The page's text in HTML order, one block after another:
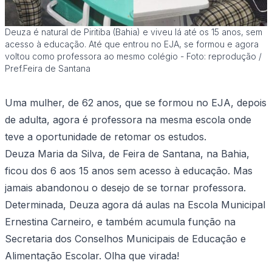
Deuza é natural de Piritiba (Bahia) e viveu lá até os 15 anos, sem
acesso à educação. Até que entrou no EJA, se formou e agora
voltou como professora ao mesmo colégio - Foto: reprodução /
Pref.Feira de Santana
Uma mulher, de 62 anos, que se formou no EJA, depois
de adulta, agora é professora na mesma escola onde
teve a oportunidade de retomar os estudos.
Deuza Maria da Silva, de Feira de Santana, na Bahia,
ficou dos 6 aos 15 anos sem acesso à educação. Mas
jamais abandonou o desejo de se tornar professora.
Determinada, Deuza agora dá aulas na Escola Municipal
Ernestina Carneiro, e também acumula função na
Secretaria dos Conselhos Municipais de Educação e
Alimentação Escolar. Olha que virada!